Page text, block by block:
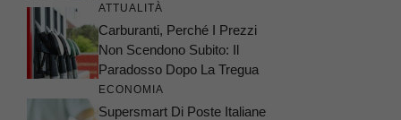
ATTUALITÀ
Carburanti, Perché I Prezzi
Non Scendono Subito: Il
Paradosso Dopo La Tregua
ECONOMIA
Supersmart Di Poste Italiane